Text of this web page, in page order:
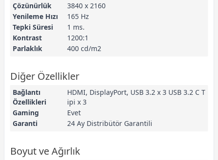
Çözünürlük
3840 x 2160
Yenileme Hızı
165 Hz
Tepki Süresi
1 ms.
Kontrast
1200:1
Parlaklık
400 cd/m2
Diğer Özellikler
Bağlantı
Özellikleri
HDMI, DisplayPort, USB 3.2 x 3 USB 3.2 C T
ipi x 3
Gaming
Evet
Garanti
24 Ay Distribütör Garantili
Boyut ve Ağırlık